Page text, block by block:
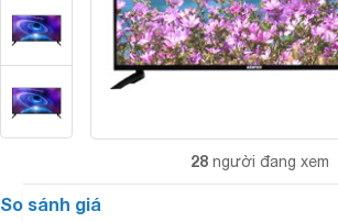
28 người đang xem
So sánh giá